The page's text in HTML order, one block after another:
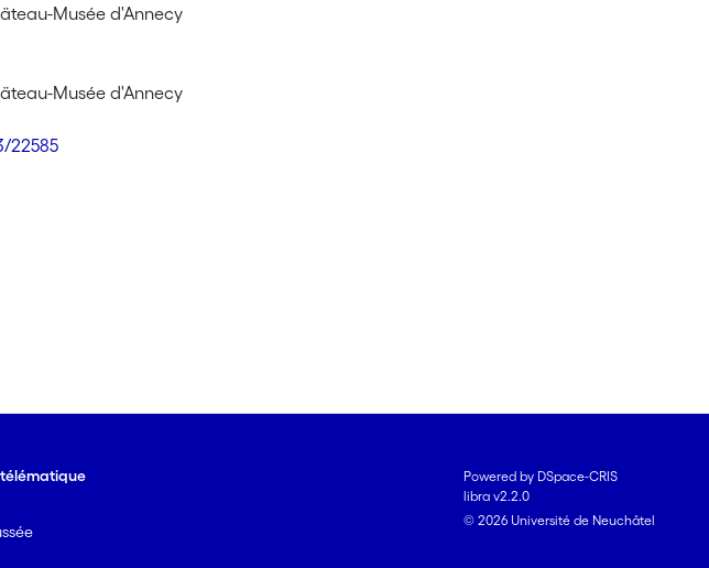
Musée d'Annecy
Musée d'Annecy
22585
Powered by DSpace-CRIS
libra v2.2.0
© 2026 Université de Neuchâtel